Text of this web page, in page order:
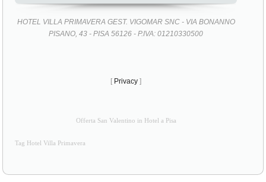
HOTEL VILLA PRIMAVERA GEST. VIGOMAR SNC - VIA BONANNO
PISANO, 43 - PISA 56126 - P.IVA: 01210330500
[ Privacy ]
Offerta San Valentino in Hotel a Pisa
Tag Hotel Villa Primavera